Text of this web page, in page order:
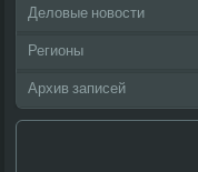
Деловые новости
Регионы
Архив записей